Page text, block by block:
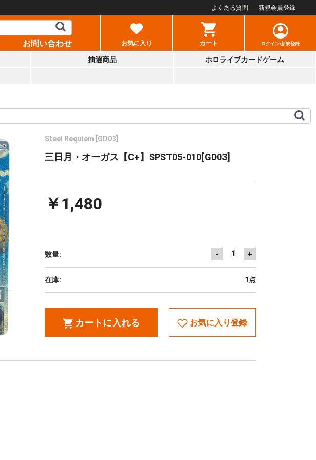
よくある質問 新規会員登録
お問い合わせ お気に入り カート ログイン/新規登録
抽選商品
ホロライブカードゲーム
Steel Requiem [GD03]
三日月・オーガス【C+】SPST05-010[GD03]
￥1,480
数量: - 1 +
在庫: 1点
カートに入れる お気に入り登録